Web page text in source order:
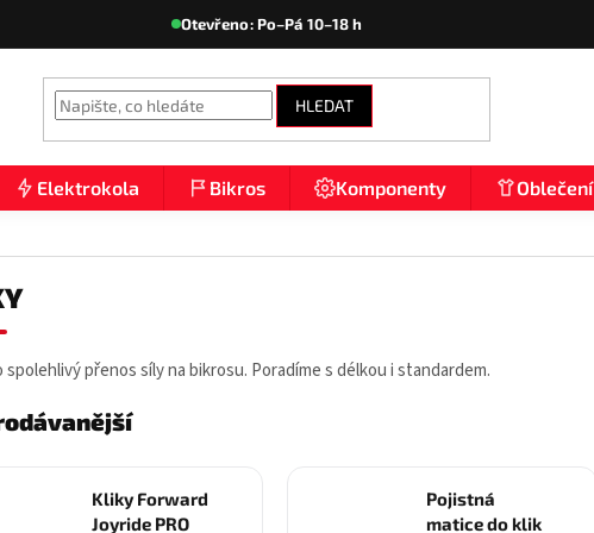
Otevřeno: Po–Pá 10–18 h
HLEDAT
Elektrokola Bikros Komponenty Oblečení
spolehlivý přenos síly na bikrosu. Poradíme s délkou i standardem.
Kliky Forward
Joyride PRO
Pojistná
matice do klik